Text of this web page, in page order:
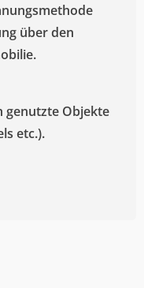
über den
genutzte Objekte
etc.).